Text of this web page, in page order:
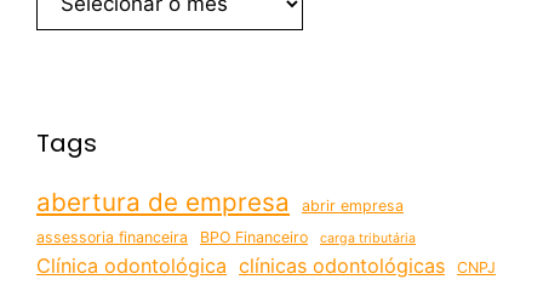
Tags
abertura de empresa
abrir empresa
assessoria financeira
BPO Financeiro carga tributária
Clínica odontológica clínicas odontológicas CNPJ